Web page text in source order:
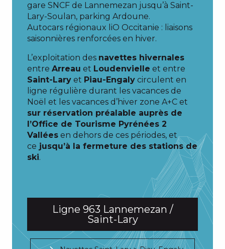
gare SNCF de Lannemezan jusqu’à Saint-
Lary-Soulan, parking Ardoune.
Autocars régionaux liO Occitanie : liaisons
saisonnières renforcées en hiver.
L’exploitation des navettes hivernales
entre Arreau et Loudenvielle et entre
Saint-Lary et Piau-Engaly circulent en
ligne régulière durant les vacances de
Noël et les vacances d’hiver zone A+C et
sur réservation préalable auprès de
l’Office de Tourisme Pyrénées 2
Vallées en dehors de ces périodes, et
ce jusqu’à la fermeture des stations de
ski.
Ligne 963 Lannemezan /
Saint-Lary